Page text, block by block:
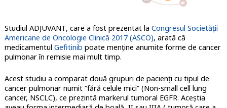
Studiul ADJUVANT, care a fost prezentat la Congresul Societății
Americane de Oncologie Clinică 2017 (ASCO), arată că
medicamentul Gefitinib poate menține anumite forme de cancer
pulmonar în remisie mai mult timp.
Acest studiu a comparat două grupuri de pacienți cu tipul de
cancer pulmonar numit “fără celule mici” (Non-small cell lung
cancer, NSCLC), ce prezintă markerul tumoral EGFR. Aceștia